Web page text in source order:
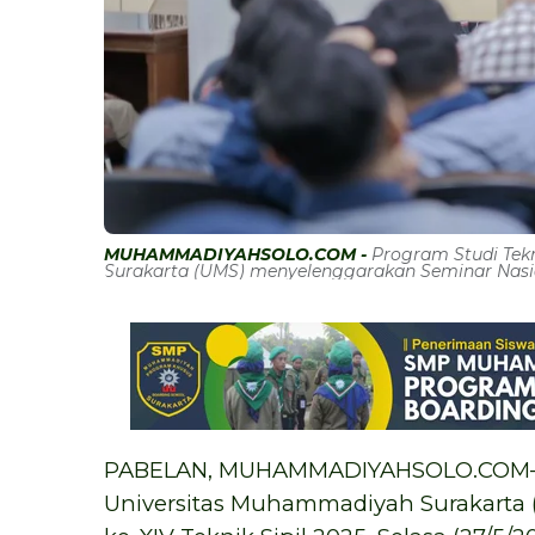
MUHAMMADIYAHSOLO.COM - Program Studi
Surakarta (UMS) menyelenggarakan Seminar
PABELAN,
Universitas Muhammadiyah